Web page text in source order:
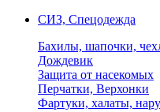
СИЗ, Спецодежда
Бахилы, шапочки,
Дождевик
Защита от насекомых
Перчатки, Верхонки
Фартуки, халаты,